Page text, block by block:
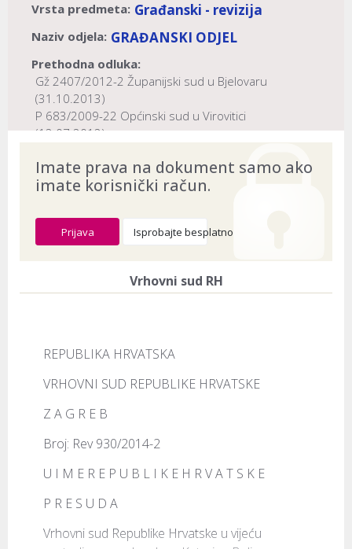
Vrsta predmeta: Građanski - revizija
Naziv odjela: GRAĐANSKI ODJEL
Prethodna odluka:
Gž 2407/2012-2 Županijski sud u Bjelovaru
(31.10.2013)
P 683/2009-22 Općinski sud u Virovitici
(12.07.2012)
ECLI:
ECLI:HR:VSRH:2020:4158
Naslov: Rev 930/2014-2
Imate prava na dokument samo ako
imate korisnički račun.
Prijava Isprobajte besplatno
Vrhovni sud RH
REPUBLIKA HRVATSKA
VRHOVNI SUD REPUBLIKE HRVATSKE
Z A G R E B
Broj: Rev 930/2014-2
U I M E R E P U B L I K E H R V A T S K E
P R E S U D A
Vrhovni sud Republike Hrvatske u vijeću